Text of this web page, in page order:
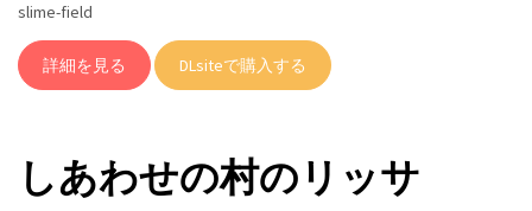
slime-field
詳細を見る DLsiteで購入する
しあわせの村のリッサ